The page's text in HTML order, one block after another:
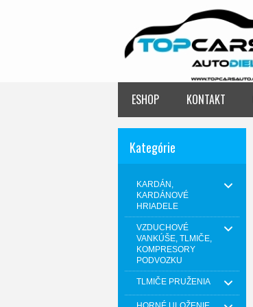
ESHOP KONTAKT
Kategórie
KARDÁN,
KARDÁNOVÉ
HRIADELE
VZDUCHOVÉ
VANKÚŠE, TLMIČE,
KOMPRESORY
PODVOZKU
TLMIČE PRUŽENIA